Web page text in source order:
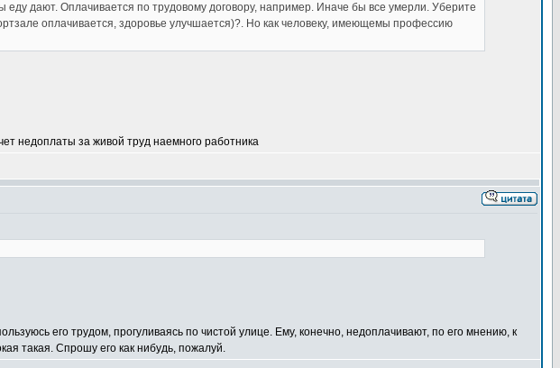
дают. Оплачивается по трудовому договору, например. Иначе бы все умерли. Уберите
оплачивается, здоровье улучшается)?. Но как человеку, имеющемы профессию
недоплаты за живой труд наемного работника
его трудом, прогуливаясь по чистой улице. Ему, конечно, недоплачивают, по его мнению, к
такая. Спрошу его как нибудь, пожалуй.